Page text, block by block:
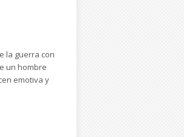
la guerra con
un hombre
emotiva y